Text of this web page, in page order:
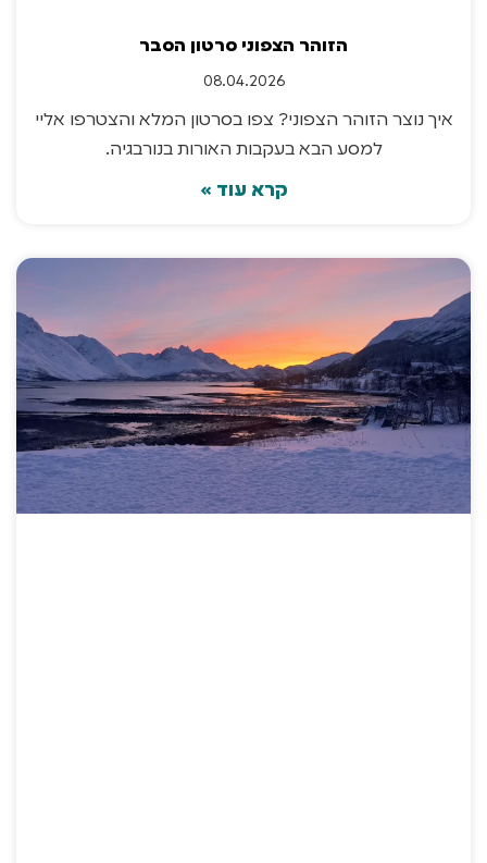
הזוהר הצפוני סרטון הסבר
08.04.2026
איך נוצר הזוהר הצפוני? צפו בסרטון המלא והצטרפו אליי
למסע הבא בעקבות האורות בנורבגיה.
קרא עוד »